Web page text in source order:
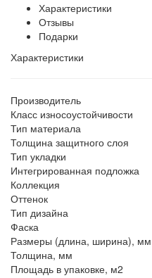
Характеристики
Отзывы
Подарки
Характеристики
Производитель
Класс износоустойчивости
Тип материала
Толщина защитного слоя
Тип укладки
Интегрированная подложка
Коллекция
Оттенок
Тип дизайна
Фаска
Размеры (длина, ширина), мм
Толщина, мм
Площадь в упаковке, м2